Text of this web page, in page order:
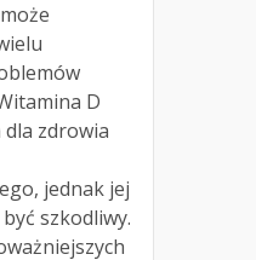
D
zdrowia
jednak jej
szkodliwy.